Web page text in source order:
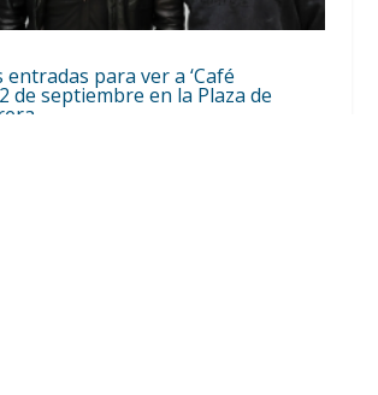
para ver a ‘Café
de septiembre en la Plaza de